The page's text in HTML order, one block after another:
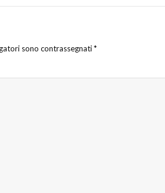
sono contrassegnati*